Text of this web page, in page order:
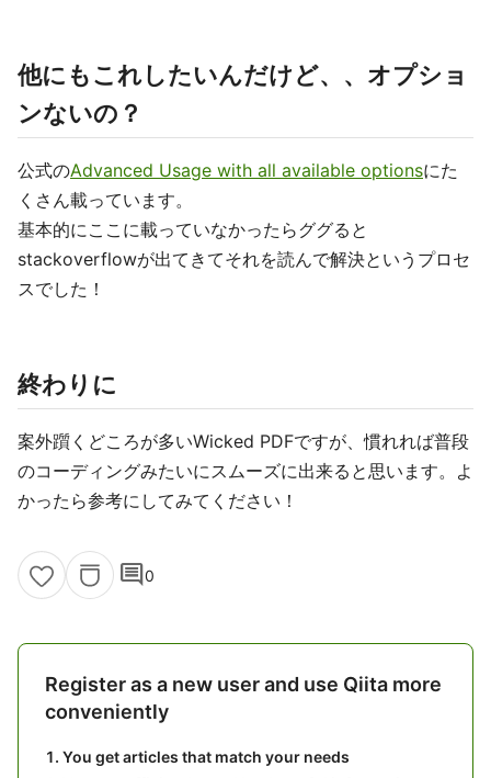
他にもこれしたいんだけど、、オプショ
ンないの？
公式のAdvanced Usage with all available optionsにた
くさん載っています。
基本的にここに載っていなかったらググると
stackoverflowが出てきてそれを読んで解決というプロセ
スでした！
終わりに
案外躓くどころが多いWicked PDFですが、慣れれば普段
のコーディングみたいにスムーズに出来ると思います。よ
かったら参考にしてみてください！
comment0
Register as a new user and use Qiita more
conveniently
You get articles that match your needs